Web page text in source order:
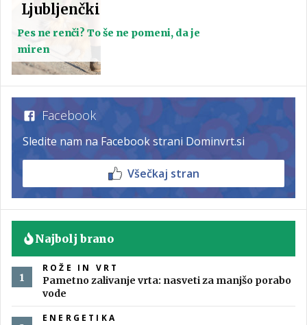
Ljubljenčki
Pes ne renči? To še ne pomeni, da je
miren
Facebook
Sledite nam na Facebook strani Dominvrt.si
Všečkaj stran
Najbolj brano
ROŽE IN VRT
Pametno zalivanje vrta: nasveti za manjšo porabo
vode
ENERGETIKA